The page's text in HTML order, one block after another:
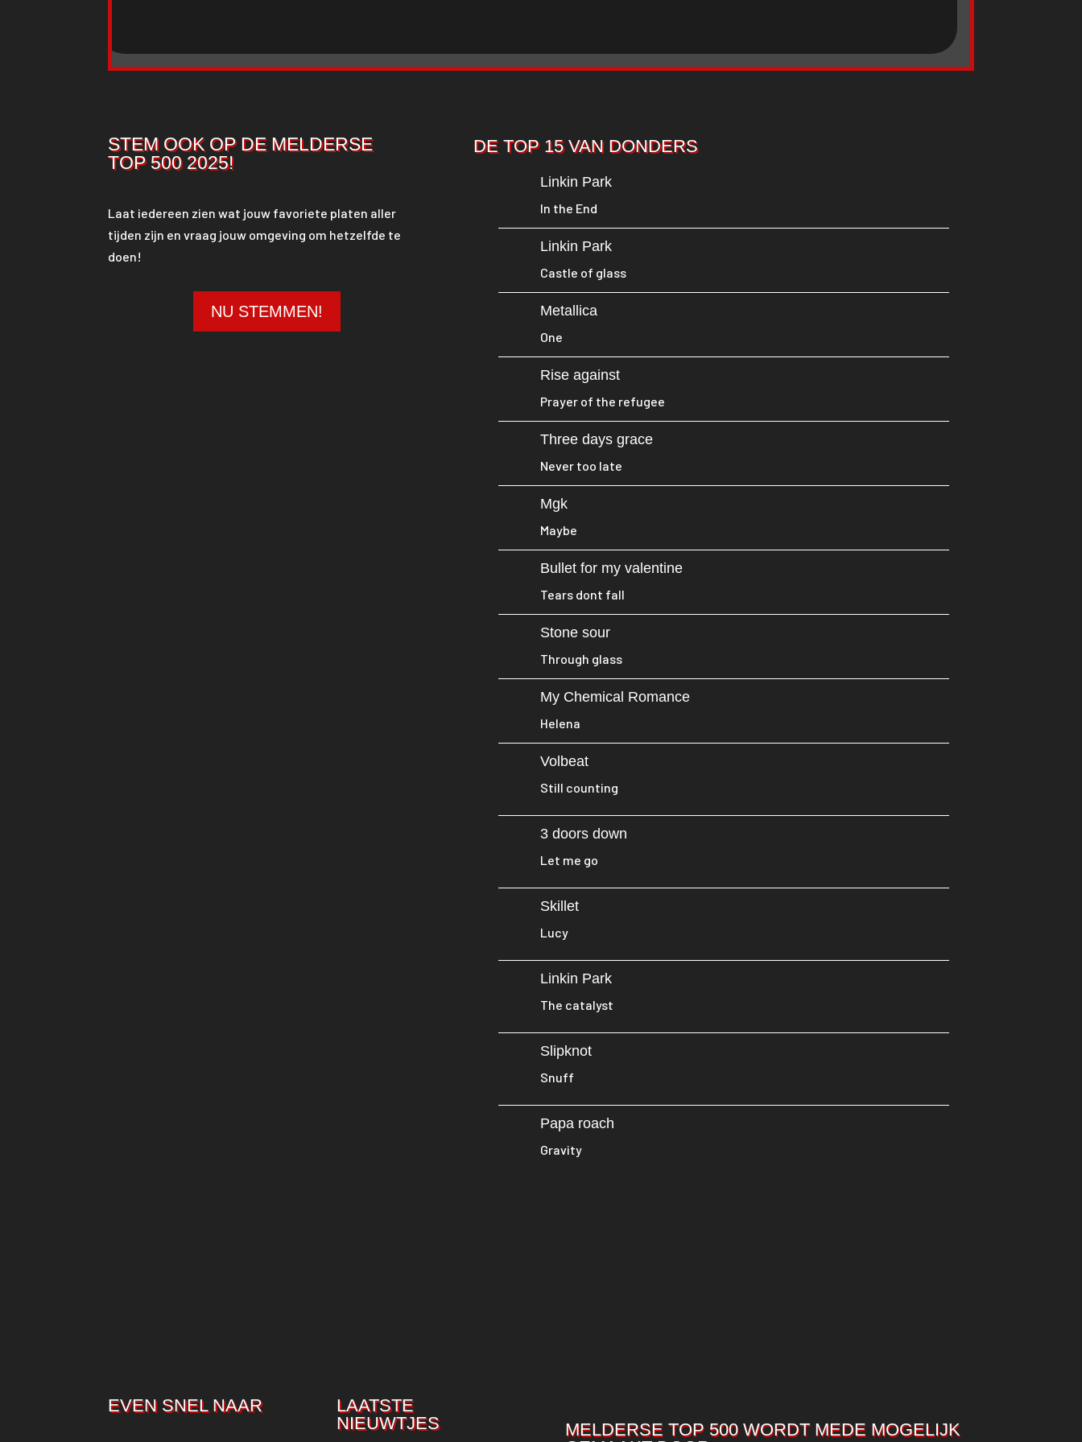
STEM OOK OP DE MELDERSE
TOP 500 2025!
Laat iedereen zien wat jouw favoriete platen aller
tijden zijn en vraag jouw omgeving om hetzelfde te
doen!
NU STEMMEN!
DE TOP 15 VAN DONDERS
Linkin Park
In the End
Linkin Park
Castle of glass
Metallica
One
Rise against
Prayer of the refugee
Three days grace
Never too late
Mgk
Maybe
Bullet for my valentine
Tears dont fall
Stone sour
Through glass
My Chemical Romance
Helena
Volbeat
Still counting
3 doors down
Let me go
Skillet
Lucy
Linkin Park
The catalyst
Slipknot
Snuff
Papa roach
Gravity
EVEN SNEL NAAR
LAATSTE
NIEUWTJES
MELDERSE TOP 500 WORDT MEDE MOGELIJK